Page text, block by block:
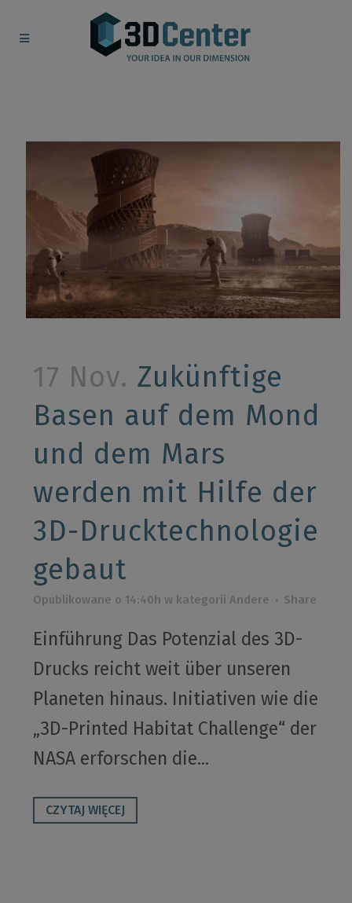
17 Nov. Zukünftige
Basen auf dem Mond
und dem Mars
werden mit Hilfe der
3D-Drucktechnologie
gebaut
Opublikowane o 14:40h w kategoriiAndere Share
Einführung Das Potenzial des 3D-
Drucks reicht weit über unseren
Planeten hinaus. Initiativen wie die
„3D-Printed Habitat Challenge“ der
NASA erforschen die...
CZYTAJ WIĘCEJ